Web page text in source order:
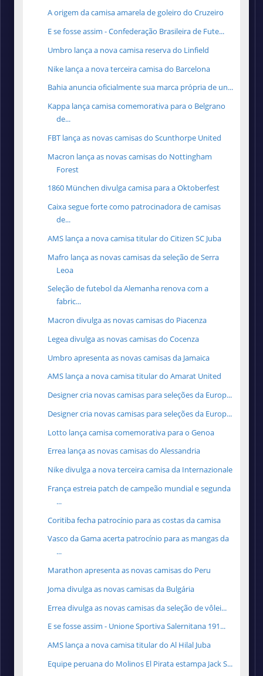
A origem da camisa amarela de goleiro do Cruzeiro
E se fosse assim - Confederação Brasileira de Fute...
Umbro lança a nova camisa reserva do Linfield
Nike lança a nova terceira camisa do Barcelona
Bahia anuncia oficialmente sua marca própria de un...
Kappa lança camisa comemorativa para o Belgrano
de...
FBT lança as novas camisas do Scunthorpe United
Macron lança as novas camisas do Nottingham
Forest
1860 München divulga camisa para a Oktoberfest
Caixa segue forte como patrocinadora de camisas
de...
AMS lança a nova camisa titular do Citizen SC Juba
Mafro lança as novas camisas da seleção de Serra
Leoa
Seleção de futebol da Alemanha renova com a
fabric...
Macron divulga as novas camisas do Piacenza
Legea divulga as novas camisas do Cocenza
Umbro apresenta as novas camisas da Jamaica
AMS lança a nova camisa titular do Amarat United
Designer cria novas camisas para seleções da Europ...
Designer cria novas camisas para seleções da Europ...
Lotto lança camisa comemorativa para o Genoa
Errea lança as novas camisas do Alessandria
Nike divulga a nova terceira camisa da Internazionale
França estreia patch de campeão mundial e segunda
...
Coritiba fecha patrocínio para as costas da camisa
Vasco da Gama acerta patrocínio para as mangas da
...
Marathon apresenta as novas camisas do Peru
Joma divulga as novas camisas da Bulgária
Errea divulga as novas camisas da seleção de vôlei...
E se fosse assim - Unione Sportiva Salernitana 191...
AMS lança a nova camisa titular do Al Hilal Juba
Equipe peruana do Molinos El Pirata estampa Jack S...